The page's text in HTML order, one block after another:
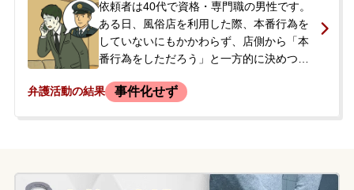
依頼者は40代で資格・専門職の男性です。
ある日、風俗店を利用した際、本番行為を
していないにもかかわらず、店側から「本
番行為をしただろう」と一方的に決めつけ
れを否定すると店側は警察を呼び、依頼者
得せず「弁護士を立てて告訴も検討する」
弁護活動の結果 事件化せず